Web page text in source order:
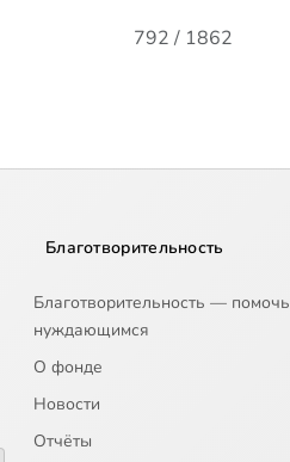
792 / 1862
Благотворительность
Благотворительность — помочь
нуждающимся
О фонде
Новости
Отчёты